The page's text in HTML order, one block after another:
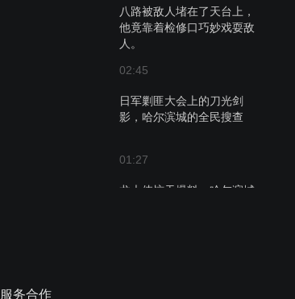
八路被敌人堵在了天台上，
他竟靠着检修口巧妙戏耍敌
人。
02:45
日军剿匪大会上的刀光剑
影，哈尔滨城的全民搜查
01:27
龙大侠惊天爆料，哈尔滨城
服务合作